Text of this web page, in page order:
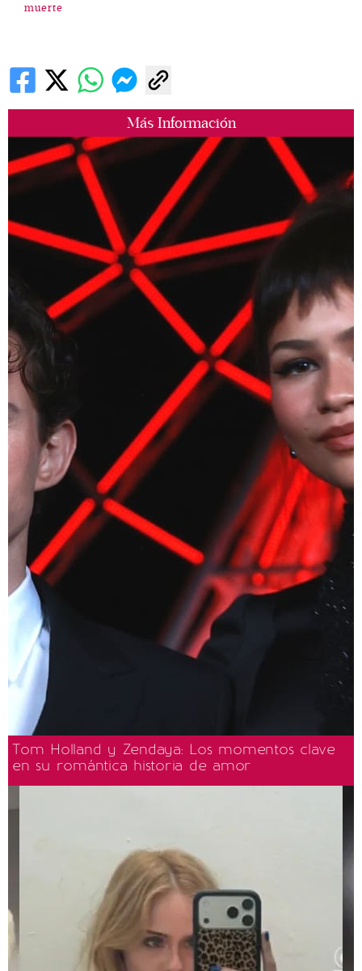
Más Información
Tom Holland y Zendaya: Los momentos clave
en su romántica historia de amor
muerte